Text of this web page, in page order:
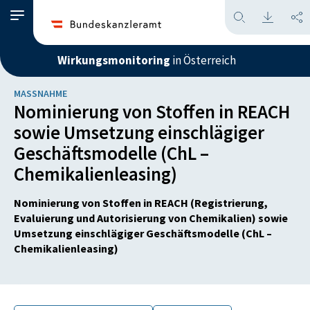
Wirkungsmonitoring in Österreich
MASSNAHME
Nominierung von Stoffen in REACH
sowie Umsetzung einschlägiger
Geschäftsmodelle (ChL –
Chemikalienleasing)
Nominierung von Stoffen in REACH (Registrierung,
Evaluierung und Autorisierung von Chemikalien) sowie
Umsetzung einschlägiger Geschäftsmodelle (ChL –
Chemikalienleasing)